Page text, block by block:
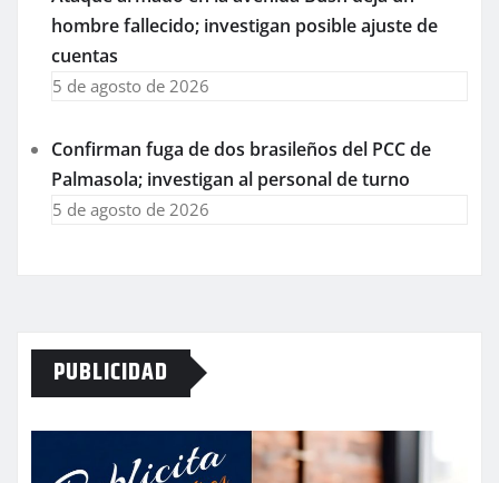
hombre fallecido; investigan posible ajuste de
cuentas
5 de agosto de 2026
Confirman fuga de dos brasileños del PCC de
Palmasola; investigan al personal de turno
5 de agosto de 2026
PUBLICIDAD